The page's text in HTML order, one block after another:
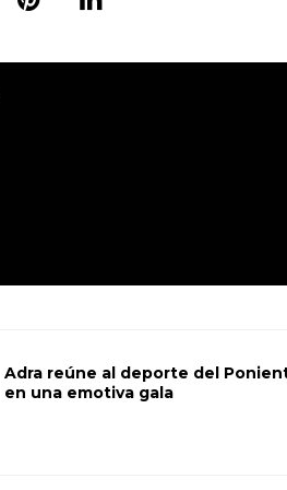
Adra reúne al deporte del
en una emotiva gala